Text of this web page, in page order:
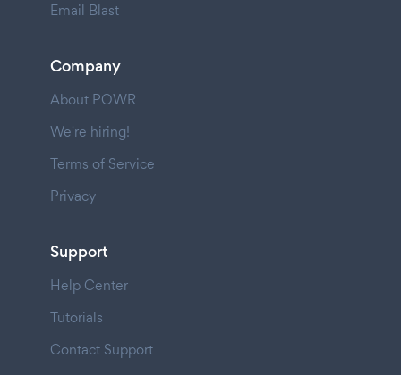
Email Blast
Company
About POWR
We're hiring!
Terms of Service
Privacy
Support
Help Center
Tutorials
Contact Support